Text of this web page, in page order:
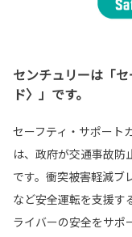
センチュリーは「
ド〉」です。
セーフティ・サポート
は、政府が交通事故防
です。衝突被害軽減ブ
など安全運転を支援す
ライバーの安全をサポ